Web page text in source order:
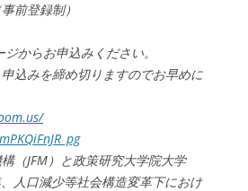
前登録制）
からお申込みください。
込みを締め切りますのでお早めに
（JFM）と政策研究大学院大学
、人口減少等社会構造変革下におけ